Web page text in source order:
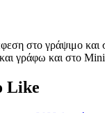
στο γράψιμο και
γράφω και στο
Like